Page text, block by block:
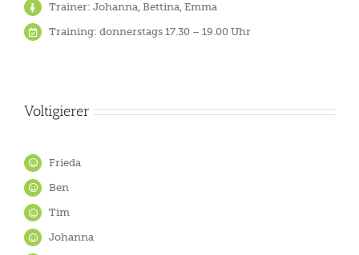
Trainer: Johanna, Bettina, Emma
Training: donnerstags 17.30 – 19.00 Uhr
Voltigierer
Frieda
Ben
Tim
Johanna